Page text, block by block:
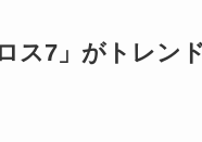
ス7」がトレン